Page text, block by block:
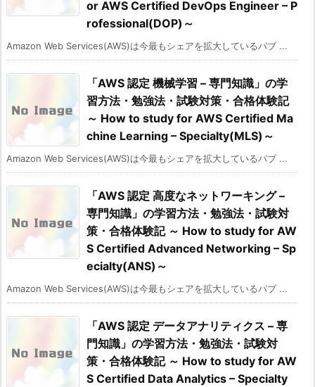
or AWS Certified DevOps Engineer – P
rofessional(DOP)～
Amazon Web Services(AWS)は今最もシェアを拡大しているパブ ...
「AWS 認定 機械学習 – 専門知識」の学
習方法・勉強法・試験対策・合格体験記
～ How to study for AWS Certified Ma
chine Learning – Specialty(MLS)～
Amazon Web Services(AWS)は今最もシェアを拡大しているパブ ...
「AWS 認定 高度なネットワーキング –
専門知識」の学習方法・勉強法・試験対
策・合格体験記 ～ How to study for AW
S Certified Advanced Networking – Sp
ecialty(ANS)～
Amazon Web Services(AWS)は今最もシェアを拡大しているパブ ...
「AWS 認定 データアナリティクス – 専
門知識」の学習方法・勉強法・試験対
策・合格体験記 ～ How to study for AW
S Certified Data Analytics – Specialty